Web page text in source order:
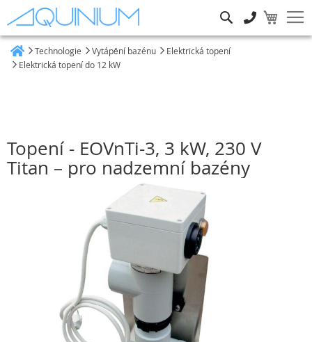
Technologie Vytápění bazénu
Elektrická topení
Elektrická topení do 12 kW
Topení - EOVnTi-3, 3 kW, 230 V
Titan – pro nadzemní bazény